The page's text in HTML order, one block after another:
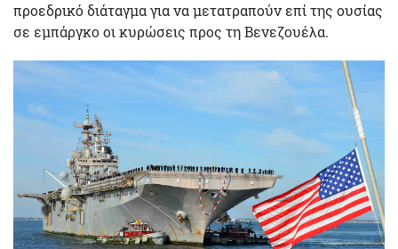
προεδρικό διάταγμα για να μετατραπούν επί της ουσίας
σε εμπάργκο οι κυρώσεις προς τη Βενεζουέλα.